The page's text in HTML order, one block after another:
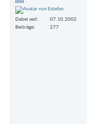
Dabei seit
07.10.2002
Beiträge
277